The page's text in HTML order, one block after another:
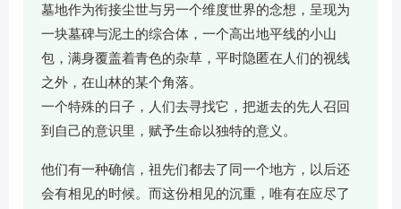
墓地作为衔接尘世与另一个维度世界的念想，呈现为
一块墓碑与泥土的综合体，一个高出地平线的小山
包，满身覆盖着青色的杂草，平时隐匿在人们的视线
之外，在山林的某个角落。
一个特殊的日子，人们去寻找它，把逝去的先人召回
到自己的意识里，赋予生命以独特的意义。
他们有一种确信，祖先们都去了同一个地方，以后还
会有相见的时候。而这份相见的沉重，唯有在应尽了